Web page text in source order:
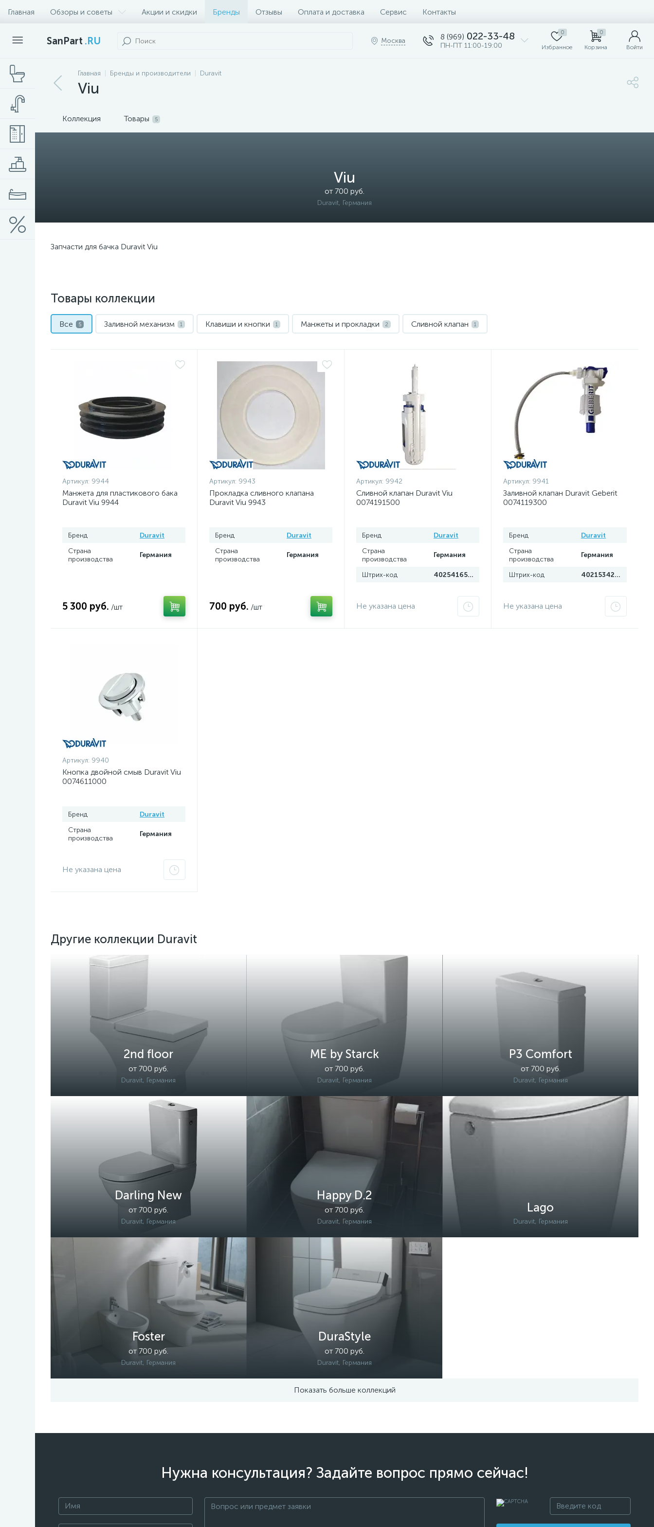
Главная Обзоры и советы Акции и скидки Бренды Отзывы Оплата и доставка Сервис Контакты
SanPart .RU Москва 8 (969) 022-33-48
ПН-ПТ 11:00-19:00
0
Избранное
0
Корзина Войти
Главная Бренды и производители Duravit
Viu
Коллекция Товары 5
Viu
от 700 руб.
Duravit, Германия
Запчасти для бачка Duravit Viu
Товары коллекции
Все 5 Заливной механизм 1 Клавиши и кнопки 1 Манжеты и прокладки 2 Сливной клапан 1
Артикул: 9944
Манжета для пластикового бака
Duravit Viu 9944
Бренд
Duravit
Страна
производства
Германия
5 300 руб. /шт
Артикул: 9943
Прокладка сливного клапана
Duravit Viu 9943
Бренд
Duravit
Страна
производства
Германия
700 руб. /шт
Артикул: 9942
Сливной клапан Duravit Viu
0074191500
Бренд
Duravit
Страна
производства
Германия
Штрих-код 4025416563112
Не указана цена
Артикул: 9941
Заливной клапан Duravit Geberit
0074119300
Бренд
Duravit
Страна
производства
Германия
Штрих-код 4021534270161
Не указана цена
Артикул: 9940
Кнопка двойной смыв Duravit Viu
0074611000
Бренд
Duravit
Страна
производства
Германия
Не указана цена
Другие коллекции Duravit
2nd floor
от 700 руб.
Duravit, Германия
ME by Starck
от 700 руб.
Duravit, Германия
P3 Comfort
от 700 руб.
Duravit, Германия
Darling New
от 700 руб.
Duravit, Германия
Happy D.2
от 700 руб.
Duravit, Германия
Lago
Duravit, Германия
Foster
от 700 руб.
Duravit, Германия
DuraStyle
от 700 руб.
Duravit, Германия
Показать больше коллекций
Нужна консультация? Задайте вопрос прямо сейчас!